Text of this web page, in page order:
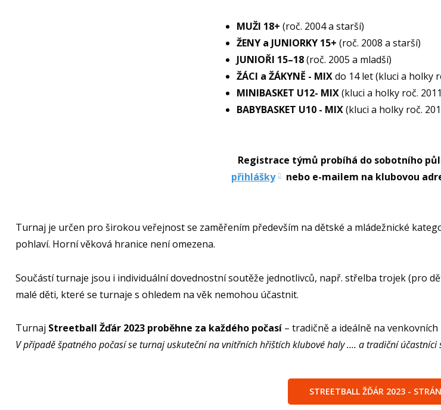
MUŽI 18+ (roč. 2004 a starší)
ŽENY a JUNIORKY 15+ (roč. 2008 a starší)
JUNIOŘI 15–18(roč. 2005 a mladší)
ŽÁCI a ŽÁKYNĚ - MIXdo 14 let (kluci a holky
MINIBASKET U12- MIX(kluci a holky roč.
BABYBASKET U10 - MIX(kluci a holky roč.
Registrace týmů probíhá do sobotního
přihlášky nebo e-mailem na klubovou
Turnaj je určen pro širokou veřejnost se zaměřením především na dětské a mládežnické
pohlaví. Horní věková hranice není omezena.
Součástí turnaje jsou i individuální dovednostní soutěže jednotlivců, např. střelba trojek (pro
malé děti, které se turnaje s ohledem na věk nemohou účastnit.
Turnaj Streetball Žďár 2023 proběhne za každého počasí – tradičně a ideálně na
V případě špatného počasí se turnaj uskuteční na vnitřních hřištích klubové haly .... a tradiční
STREETBALL ŽĎÁR 2023 -